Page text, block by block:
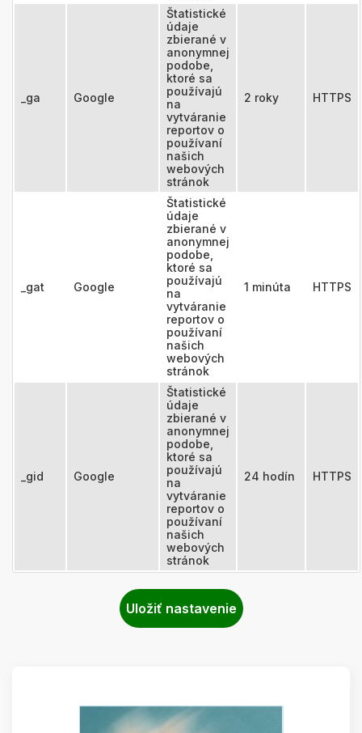
_ga Google
Štatistické
údaje
zbierané v
anonymnej
podobe,
ktoré sa
používajú
na
vytváranie
reportov o
používaní
našich
webových
stránok
2 roky HTTPS
_gat Google
Štatistické
údaje
zbierané v
anonymnej
podobe,
ktoré sa
používajú
na
vytváranie
reportov o
používaní
našich
webových
stránok
1 minúta HTTPS
_gid Google
Štatistické
údaje
zbierané v
anonymnej
podobe,
ktoré sa
používajú
na
vytváranie
reportov o
používaní
našich
webových
stránok
24 hodín HTTPS